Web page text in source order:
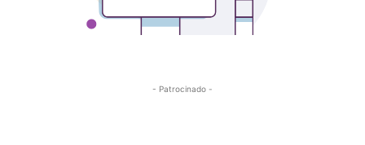
- Patrocinado -